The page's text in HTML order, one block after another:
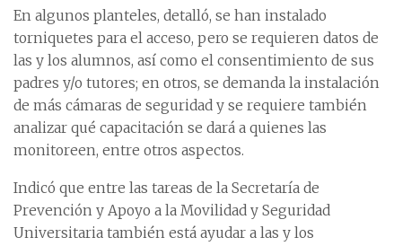
En algunos planteles, detalló, se han instalado
torniquetes para el acceso, pero se requieren datos de
las y los alumnos, así como el consentimiento de sus
padres y/o tutores; en otros, se demanda la instalación
de más cámaras de seguridad y se requiere también
analizar qué capacitación se dará a quienes las
monitoreen, entre otros aspectos.
Indicó que entre las tareas de la Secretaría de
Prevención y Apoyo a la Movilidad y Seguridad
Universitaria también está ayudar a las y los